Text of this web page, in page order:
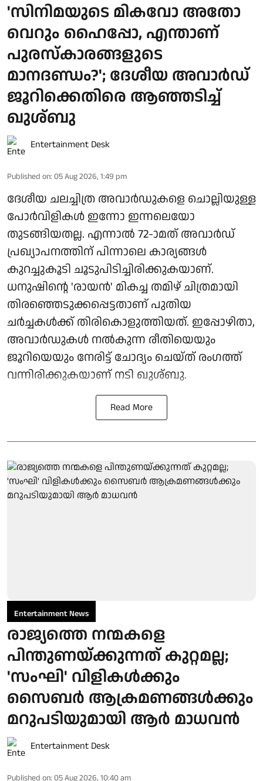
'സിനിമയുടെ മികവോ അതോ
വെറും ഹൈപ്പോ, എന്താണ്
പുരസ്‌കാരങ്ങളുടെ
മാനദണ്ഡം?'; ദേശീയ അവാർഡ്
ജൂറിക്കെതിരെ ആഞ്ഞടിച്ച്
ഖുശ്ബു
Entertainment Desk
Published on: 05 Aug 2026, 1:49 pm
ദേശീയ ചലച്ചിത്ര അവാർഡുകളെ ചൊല്ലിയുള്ള
പോർവിളികൾ ഇന്നോ ഇന്നലെയോ
തുടങ്ങിയതല്ല. എന്നാൽ 72-ാമത് അവാർഡ്
പ്രഖ്യാപനത്തിന് പിന്നാലെ കാര്യങ്ങൾ
കുറച്ചുകൂടി ചൂടുപിടിച്ചിരിക്കുകയാണ്.
ധനുഷിന്റെ 'രായൻ' മികച്ച തമിഴ് ചിത്രമായി
തിരഞ്ഞെടുക്കപ്പെട്ടതാണ് പുതിയ
ചർച്ചകൾക്ക് തിരികൊളുത്തിയത്. ഇപ്പോഴിതാ,
അവാർഡുകൾ നൽകുന്ന രീതിയെയും
ജൂറിയെയും നേരിട്ട് ചോദ്യം ചെയ്ത് രംഗത്ത്
വന്നിരിക്കുകയാണ് നടി ഖുശ്ബു.
Read More
Entertainment News
രാജ്യത്തെ നന്മകളെ
പിന്തുണയ്ക്കുന്നത് കുറ്റമല്ല;
'സംഘി' വിളികൾക്കും
സൈബർ ആക്രമണങ്ങൾക്കും
മറുപടിയുമായി ആർ മാധവൻ
Entertainment Desk
Published on: 05 Aug 2026, 10:40 am